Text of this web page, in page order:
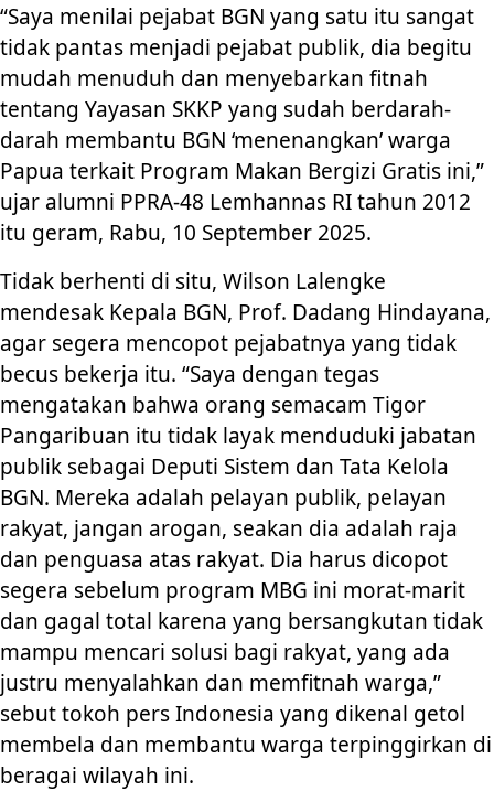
“Saya menilai pejabat BGN yang satu itu sangat
tidak pantas menjadi pejabat publik, dia begitu
mudah menuduh dan menyebarkan fitnah
tentang Yayasan SKKP yang sudah berdarah-
darah membantu BGN ‘menenangkan’ warga
Papua terkait Program Makan Bergizi Gratis ini,”
ujar alumni PPRA-48 Lemhannas RI tahun 2012
itu geram, Rabu, 10 September 2025.
Tidak berhenti di situ, Wilson Lalengke
mendesak Kepala BGN, Prof. Dadang Hindayana,
agar segera mencopot pejabatnya yang tidak
becus bekerja itu. “Saya dengan tegas
mengatakan bahwa orang semacam Tigor
Pangaribuan itu tidak layak menduduki jabatan
publik sebagai Deputi Sistem dan Tata Kelola
BGN. Mereka adalah pelayan publik, pelayan
rakyat, jangan arogan, seakan dia adalah raja
dan penguasa atas rakyat. Dia harus dicopot
segera sebelum program MBG ini morat-marit
dan gagal total karena yang bersangkutan tidak
mampu mencari solusi bagi rakyat, yang ada
justru menyalahkan dan memfitnah warga,”
sebut tokoh pers Indonesia yang dikenal getol
membela dan membantu warga terpinggirkan di
beragai wilayah ini.